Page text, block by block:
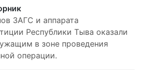
ЗАГС и аппарата
Республики Тыва оказали
в зоне проведения
операции.